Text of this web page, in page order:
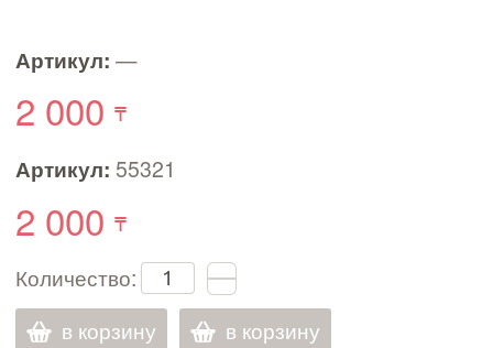
Артикул: —
2 000
Артикул: 55321
2 000
Количество:
в корзину
в корзину